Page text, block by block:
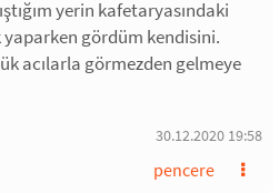
yerin kafetaryasındaki
gördüm kendisini.
acılarla görmezden gelmeye
30.12.2020 19:58
pencere